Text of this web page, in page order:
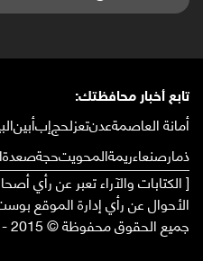
تابع أخبار محافظتك:
أمانة العاصمةعدنتعزلحجإبأبين
ذمارصنعاءريمةالمحويتحجةصعدة
[ الكتابات والآراء تعبر عن رأي
الأحوال عن رأي إدارة الموقع
جميع الحقوق محفوظة © 2015 - 2026